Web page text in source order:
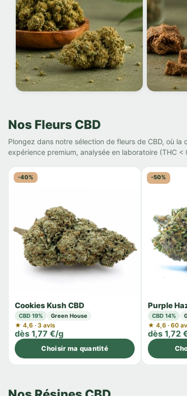
Nos Fleurs CBD
Plongez dans notre sélection de fleurs de CBD, où
expérience premium, analysée en laboratoire (THC <
-40%
Cookies Kush CBD
CBD 19% Green House
★ 4,6 · 3 avis
dès 1,77 €/g
Choisir ma quantité
-50%
Purple
CBD 14%
★ 4,6 · 60
dès 1,72